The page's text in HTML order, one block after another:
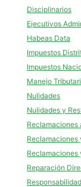
Disciplinarios
Ejecutivos
Habeas Data
Impuestos
Impuestos
Manejo
Nulidades
Nulidades y
Reclamaciones
Reclamaciones
Reclamaciones
Reparación